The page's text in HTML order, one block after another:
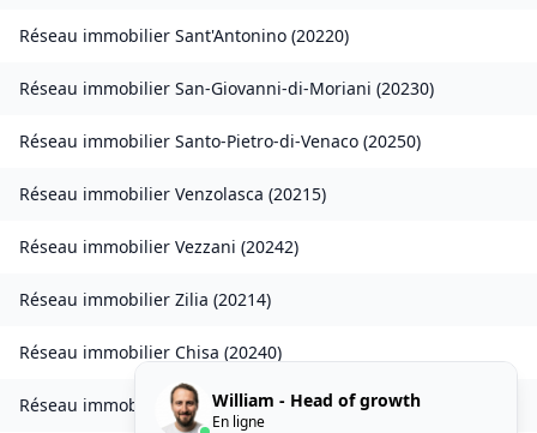
Réseau immobilier Sant'Antonino (20220)
Réseau immobilier San-Giovanni-di-Moriani (20230)
Réseau immobilier Santo-Pietro-di-Venaco (20250)
Réseau immobilier Venzolasca (20215)
Réseau immobilier Vezzani (20242)
Réseau immobilier Zilia (20214)
Réseau immobilier Chisa (20240)
Réseau immobilierAmpriani(20272)
William - Head of growth
En ligne